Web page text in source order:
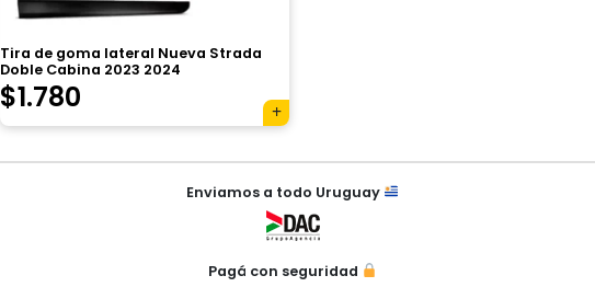
Tira de goma lateral Nueva Strada
Doble Cabina 2023 2024
$1.780
Enviamos a todo Uruguay
Pagá con seguridad